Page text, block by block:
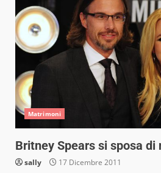
Matrimoni
Britney Spears si sposa di
sally 17 Dicembre 2011